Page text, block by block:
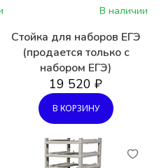
В наличии
Стойка для наборов ЕГЭ
(продается только с
набором ЕГЭ)
19 520 ₽
В КОРЗИНУ